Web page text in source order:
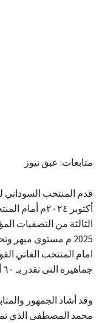
متابعات: عبق نيوز
أكتوبر ٢٠٢٤م
الثالثة من التصفيات
2025 م مستوى
امام المنتخب الغاني
جماهيره التى تقدر بـ ٦٠ ألف متفرج حضروا اللقاء.
وقد أشاد الجمهور
محمد المصطفى الذي